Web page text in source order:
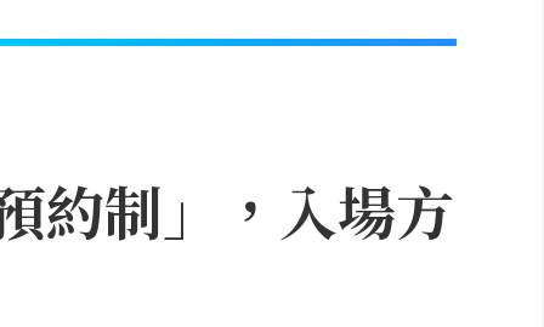
約制」，入場方